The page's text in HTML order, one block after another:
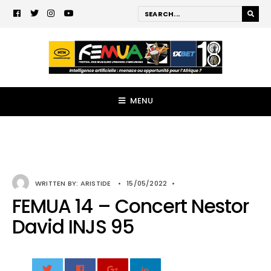
MENU
WRITTEN BY: ARISTIDE • 15/05/2022 •
FEMUA 14 – Concert Nestor
David INJS 95